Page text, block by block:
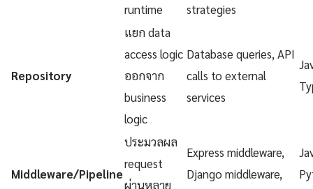
runtime
strategies
Repository
แยก data
access logic
ออกจาก
business
logic
Database queries, API
calls to external
services
Middleware/Pipeline
ประมวลผล
request
ผ่านหลาย
Express middleware,
Django middleware,